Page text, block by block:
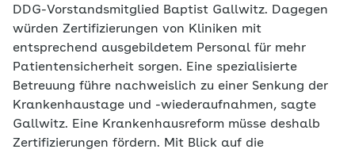
DDG-Vorstandsmitglied Baptist Gallwitz. Dagegen
würden Zertifizierungen von Kliniken mit
entsprechend ausgebildetem Personal für mehr
Patientensicherheit sorgen. Eine spezialisierte
Betreuung führe nachweislich zu einer Senkung der
Krankenhaustage und -wiederaufnahmen, sagte
Gallwitz. Eine Krankenhausreform müsse deshalb
Zertifizierungen fördern. Mit Blick auf die